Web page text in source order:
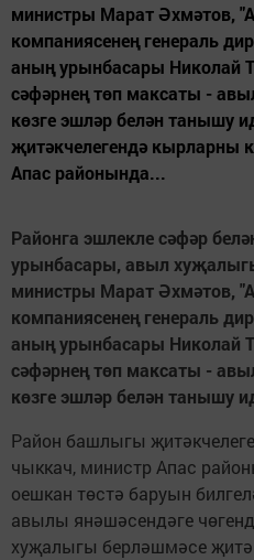
министры Марат Әхмәтов,
компаниясенең генераль
аның урынбасары Николай
сәфәрнең төп максаты -
көзге эшләр белән танышу
җитәкчелегендә кырларны
Апас районында...
Районга эшлекле сәфәр
урынбасары, авыл
министры Марат Әхмәтов,
компаниясенең генераль
аның урынбасары Николай
сәфәрнең төп максаты -
көзге эшләр белән танышу
Район башлыгы
чыккач, министр Апас
оешкан төстә баруын
авылы янәшәсендәге
хуҗалыгы берләшмәсе